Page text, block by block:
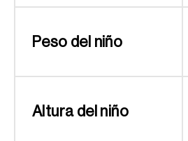
Peso del niño
Altura del niño